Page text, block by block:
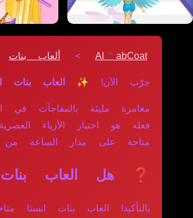
Al3abCoat
> ألعاب بنات
جرّب الآن! ✨ العاب بنات
مغامرة مليئة بالمفاجآت في
فعله هو اختيار الأزياء
متاحة على مدار الساعة
❓ هل العاب بنات
بالتأكيد! العاب بنات